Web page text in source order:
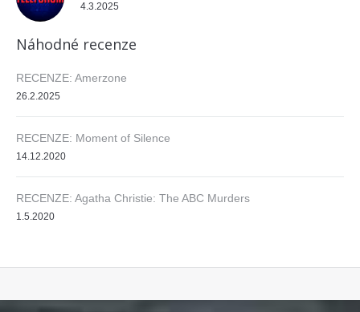
4.3.2025
Náhodné recenze
RECENZE: Amerzone
26.2.2025
RECENZE: Moment of Silence
14.12.2020
RECENZE: Agatha Christie: The ABC Murders
1.5.2020